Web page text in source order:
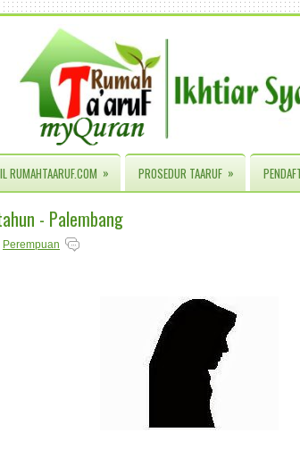
RUMAHTAARUF.COM » PROSEDUR TAARUF »
- Palembang
Perempuan